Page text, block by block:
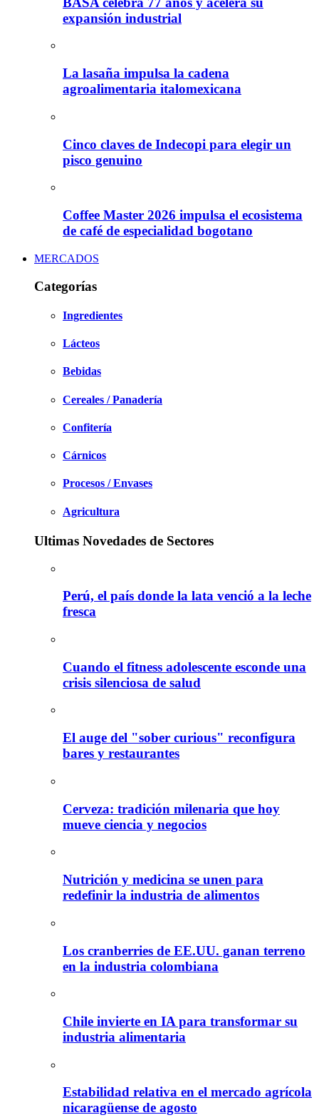
expansión industrial
La lasaña impulsa la cadena
agroalimentaria italomexicana
Cinco claves de Indecopi para elegir un
pisco genuino
Coffee Master 2026 impulsa el ecosistema
de café de especialidad bogotano
MERCADOS
Categorías
Ingredientes
Lácteos
Bebidas
Cereales / Panadería
Confitería
Cárnicos
Procesos / Envases
Agricultura
Ultimas Novedades de Sectores
Perú, el país donde la lata venció a la leche
fresca
Cuando el fitness adolescente esconde una
crisis silenciosa de salud
El auge del "sober curious" reconfigura
bares y restaurantes
Cerveza: tradición milenaria que hoy
mueve ciencia y negocios
Nutrición y medicina se unen para
redefinir la industria de alimentos
Los cranberries de EE.UU. ganan terreno
en la industria colombiana
Chile invierte en IA para transformar su
industria alimentaria
Estabilidad relativa en el mercado agrícola
nicaragüense de agosto